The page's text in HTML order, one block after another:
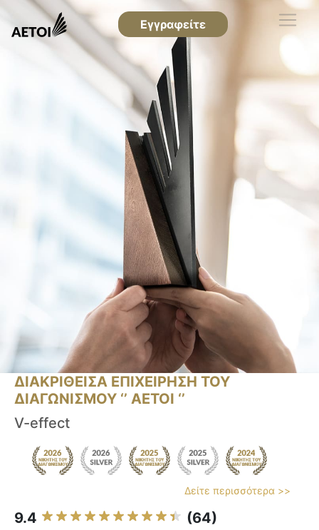
Εγγραφείτε
ΔΙΑΚΡΙΘΕΙΣΑ ΕΠΙΧΕΙΡΗΣΗ ΤΟΥ
ΔΙΑΓΩΝΙΣΜΟΥ ‘’ ΑΕΤΟΙ ‘’
V-effect
Δείτε περισσότερα >>
9.4 (64)